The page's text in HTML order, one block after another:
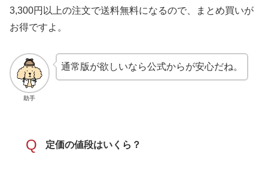
3,300円以上の注文で送料無料になるので、まとめ買いが
お得ですよ。
助手
通常版が欲しいなら公式からが安心だね。
Q 定価の値段はいくら？